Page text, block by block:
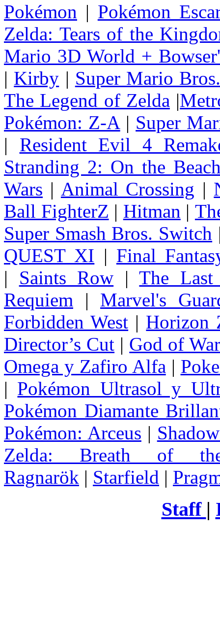
Pokémon | Pokémon
Zelda: Tears of the
Mario 3D World +
| Kirby | Super Mario
The Legend of Zelda |
Pokémon: Z-A | Super
| Resident Evil 4
Stranding 2: On the
Wars | Animal Crossing |
Ball FighterZ | Hitman |
Super Smash Bros. Switch
QUEST XI | Final
| Saints Row |The
Requiem | Marvel's
Forbidden West | Horizon
Director’s Cut | God of
Omega y Zafiro Alfa |
| Pokémon Ultrasol y
Pokémon Diamante
Pokémon: Arceus |
Zelda: Breath of
Ragnarök | Starfield |
Staff |